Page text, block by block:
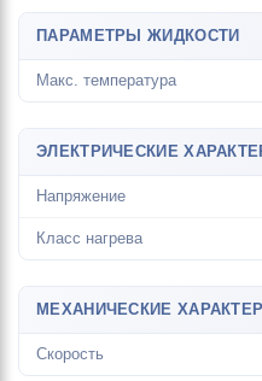
ПАРАМЕТРЫ ЖИДКОСТИ
Макс. температура
ЭЛЕКТРИЧЕСКИЕ
Напряжение
Класс нагрева
МЕХАНИЧЕСКИЕ
Скорость